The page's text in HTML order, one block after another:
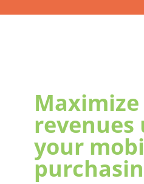
revenues
your